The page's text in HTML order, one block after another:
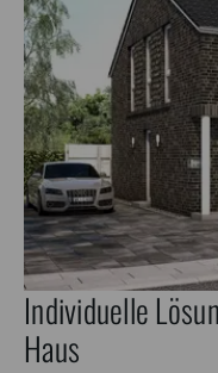
Individuelle
Haus